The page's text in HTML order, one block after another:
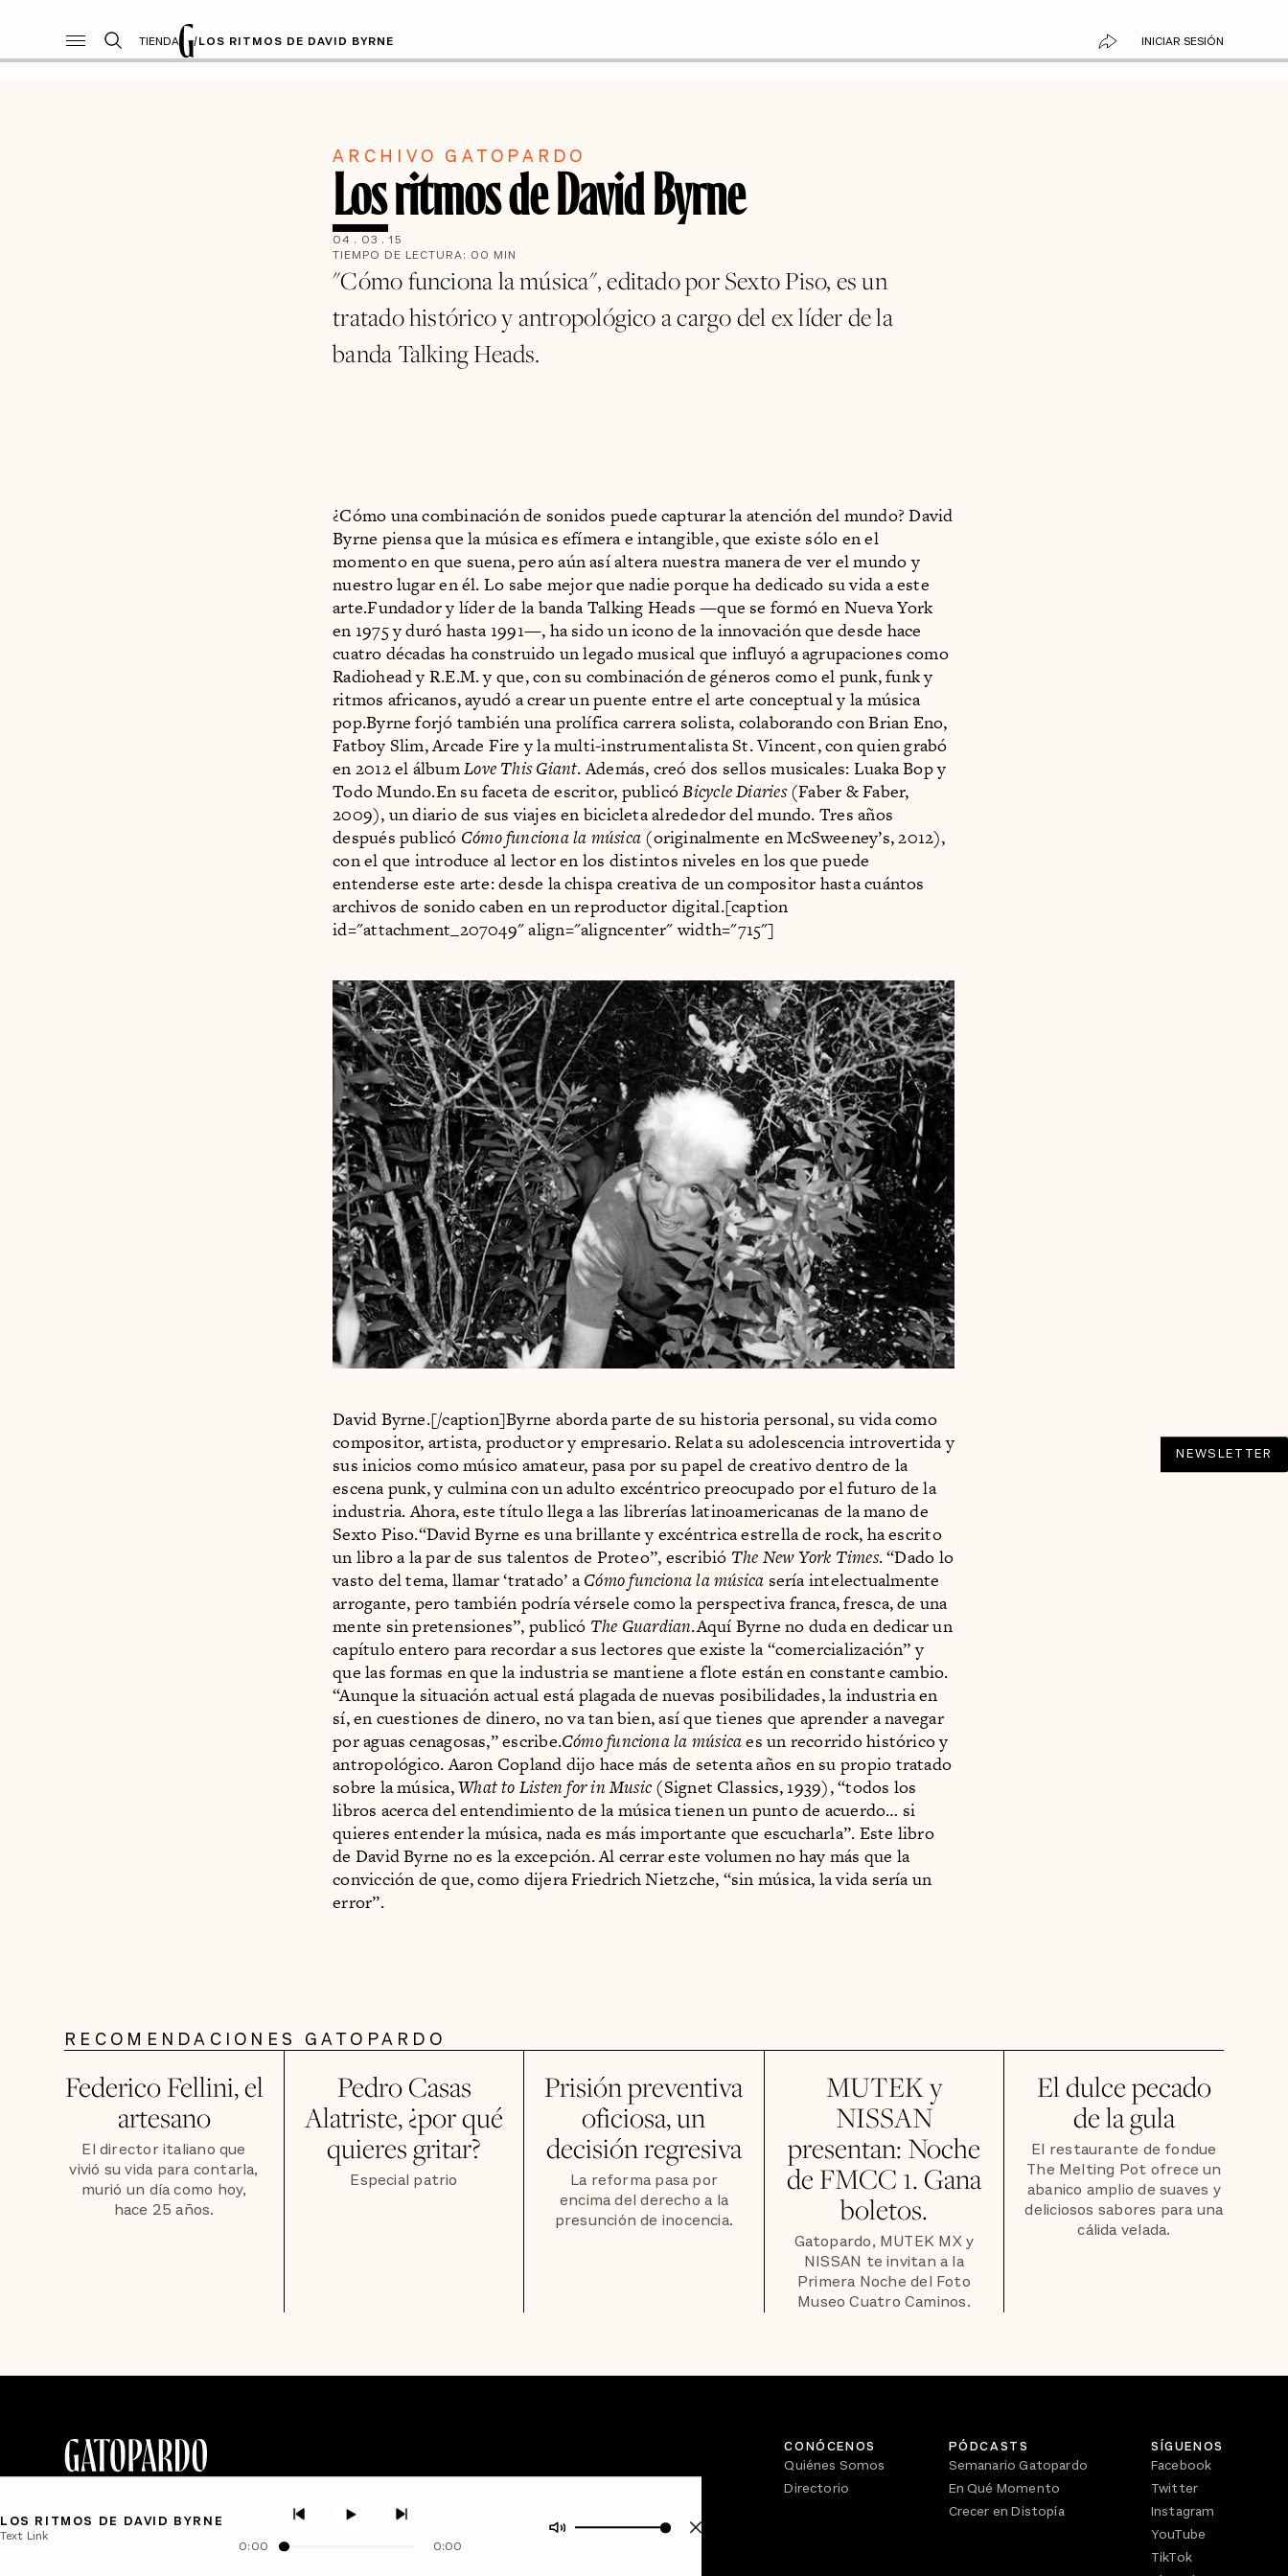
TIENDA /LOS RITMOS DE DAVID BYRNE INICIAR SESIÓN
ARCHIVO GATOPARDO
Los ritmos de David Byrne
04 . 03 . 15
TIEMPO DE LECTURA: 00 MIN
"Cómo funciona la música", editado por Sexto Piso, es un
tratado histórico y antropológico a cargo del ex líder de la
banda Talking Heads.
¿Cómo una combinación de sonidos puede capturar la atención del mundo? David
Byrne piensa que la música es efímera e intangible, que existe sólo en el
momento en que suena, pero aún así altera nuestra manera de ver el mundo y
nuestro lugar en él. Lo sabe mejor que nadie porque ha dedicado su vida a este
arte.Fundador y líder de la banda Talking Heads —que se formó en Nueva York
en 1975 y duró hasta 1991—, ha sido un icono de la innovación que desde hace
cuatro décadas ha construido un legado musical que influyó a agrupaciones como
Radiohead y R.E.M. y que, con su combinación de géneros como el punk, funk y
ritmos africanos, ayudó a crear un puente entre el arte conceptual y la música
pop.Byrne forjó también una prolífica carrera solista, colaborando con Brian Eno,
Fatboy Slim, Arcade Fire y la multi-instrumentalista St. Vincent, con quien grabó
en 2012 el álbumLove This Giant. Además, creó dos sellos musicales: Luaka Bop y
Todo Mundo.En su faceta de escritor, publicóBicycle Diaries(Faber & Faber,
2009), un diario de sus viajes en bicicleta alrededor del mundo. Tres años
después publicó Cómo funciona la música (originalmente en McSweeney’s, 2012),
con el que introduce al lector en los distintos niveles en los que puede
entenderse este arte: desde la chispa creativa de un compositor hasta cuántos
archivos de sonido caben en un reproductor digital.[caption
id="attachment_207049" align="aligncenter" width="715"]
David Byrne.[/caption]Byrne aborda parte de su historia personal, su vida como
compositor, artista, productor y empresario. Relata su adolescencia introvertida y
sus inicios como músico amateur, pasa por su papel de creativo dentro de la
escena punk, y culmina con un adulto excéntrico preocupado por el futuro de la
industria. Ahora, este título llega a las librerías latinoamericanas de la mano de
Sexto Piso.“David Byrne es una brillante y excéntrica estrella de rock, ha escrito
un libro a la par de sus talentos de Proteo”, escribió The New York Times. “Dado lo
vasto del tema, llamar ‘tratado’ aCómo funciona la música sería intelectualmente
arrogante, pero también podría vérsele como la perspectiva franca, fresca, de una
mente sin pretensiones”, publicó The Guardian.Aquí Byrne no duda en dedicar un
capítulo entero para recordar a sus lectores que existe la “comercialización” y
que las formas en que la industria se mantiene a flote están en constante cambio.
“Aunque la situación actual está plagada de nuevas posibilidades, la industria en
sí, en cuestiones de dinero, no va tan bien, así que tienes que aprender a navegar
por aguas cenagosas,” escribe.Cómo funciona la músicaes un recorrido histórico y
antropológico. Aaron Copland dijo hace más de setenta años en su propio tratado
sobre la música,What to Listen for in Music (Signet Classics, 1939), “todos los
libros acerca del entendimiento de la música tienen un punto de acuerdo… si
quieres entender la música, nada es más importante que escucharla”. Este libro
de David Byrne no es la excepción. Al cerrar este volumen no hay más que la
convicción de que, como dijera Friedrich Nietzche, “sin música, la vida sería un
error”.
NEWSLETTER
RECOMENDACIONES GATOPARDO
Federico Fellini, el
artesano
El director italiano que
vivió su vida para contarla,
murió un día como hoy,
hace 25 años.
Pedro Casas
Alatriste, ¿por qué
quieres gritar?
Especial patrio
Prisión preventiva
oficiosa, un
decisión regresiva
La reforma pasa por
encima del derecho a la
presunción de inocencia.
MUTEK y
NISSAN
presentan: Noche
de FMCC 1. Gana
boletos.
Gatopardo, MUTEK MX y
NISSAN te invitan a la
Primera Noche del Foto
Museo Cuatro Caminos.
El dulce pecado
de la gula
El restaurante de fondue
The Melting Pot ofrece un
abanico amplio de suaves y
deliciosos sabores para una
cálida velada.
LOS RITMOS DE DAVID BYRNE
Text Link
0:00 0:00
CONÓCENOS
Quiénes Somos
Directorio
PÓDCASTS
Semanario Gatopardo
En Qué Momento
Crecer en Distopía
SÍGUENOS
Facebook
Twitter
Instagram
YouTube
TikTok